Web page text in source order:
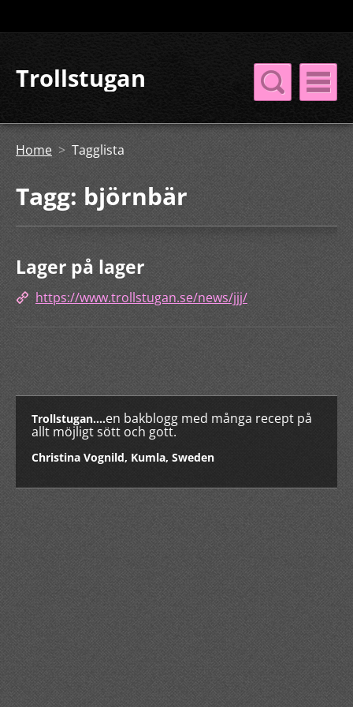
Trollstugan
Home > Tagglista
Tagg: björnbär
Lager på lager
https://www.trollstugan.se/news/jjj/
Trollstugan....en bakblogg med många recept på
allt möjligt sött och gott.
Christina Vognild, Kumla, Sweden